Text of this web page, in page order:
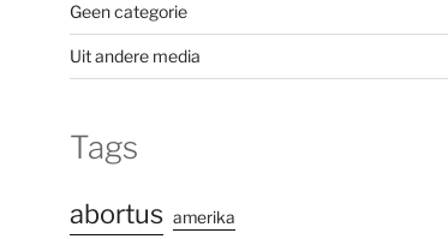
Geen categorie
Uit andere media
Tags
abortus amerika